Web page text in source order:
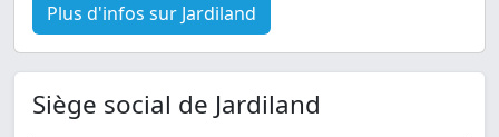
Plus d'infos sur Jardiland
Siège social de Jardiland